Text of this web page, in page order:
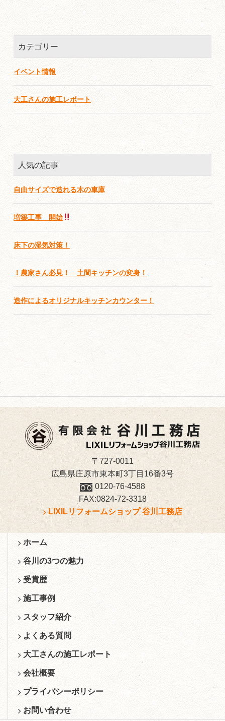
カテゴリー
イベント情報
大工さんの施工レポート
人気の記事
自由サイズで造れる木の車庫
増築工事 開始
床下の湿気対策！
！農家さん必見！ 土間キッチンの変身！
造作によるオリジナルキッチンカウンター！
〒727-0011
広島県庄原市東本町3丁目16番3号
0120-76-4588
FAX:0824-72-3318
LIXILリフォームショップ 谷川工務店
ホーム
谷川の3つの魅力
受賞歴
施工事例
スタッフ紹介
よくある質問
大工さんの施工レポート
会社概要
プライバシーポリシー
お問い合わせ